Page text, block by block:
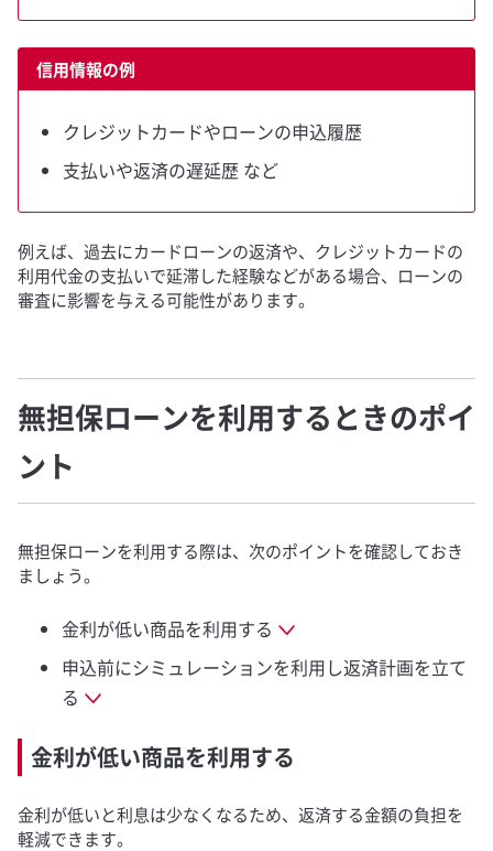
信用情報の例
クレジットカードやローンの申込履歴
支払いや返済の遅延歴 など
例えば、過去にカードローンの返済や、クレジットカードの
利用代金の支払いで延滞した経験などがある場合、ローンの
審査に影響を与える可能性があります。
無担保ローンを利用するときのポイ
ント
無担保ローンを利用する際は、次のポイントを確認しておき
ましょう。
金利が低い商品を利用する
申込前にシミュレーションを利用し返済計画を立て
る
金利が低い商品を利用する
金利が低いと利息は少なくなるため、返済する金額の負担を
軽減できます。